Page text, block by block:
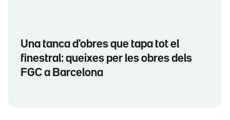
Una tanca d'obres que tapa tot el
finestral: queixes per les obres dels
FGC a Barcelona